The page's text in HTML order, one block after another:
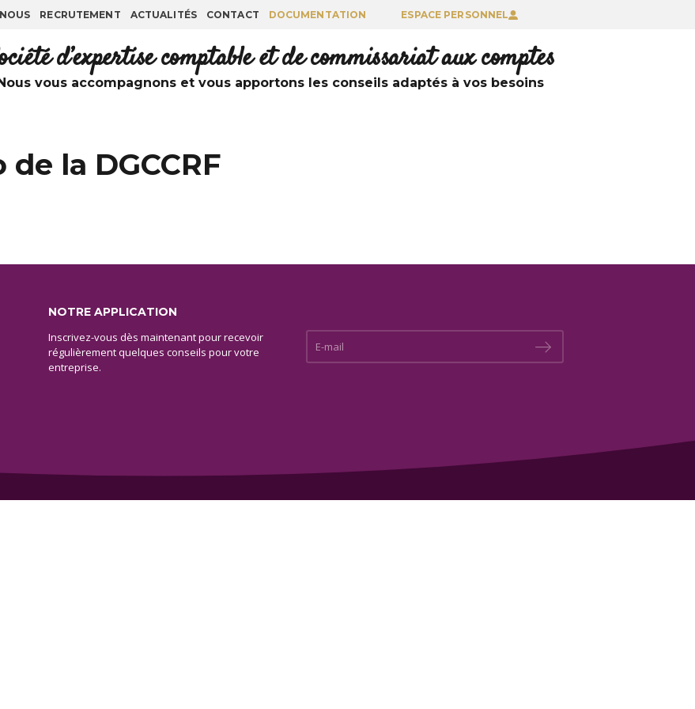
RECRUTEMENT ACTUALITÉS CONTACT DOCUMENTATION ESPACE PERSONNEL
d’expertise comptable et de commissariat aux comptes
vous accompagnons et vous apportons les conseils adaptés à vos besoins
la DGCCRF
NOTRE APPLICATION
Inscrivez-vous dès maintenant pour recevoir
régulièrement quelques conseils pour votre
entreprise.